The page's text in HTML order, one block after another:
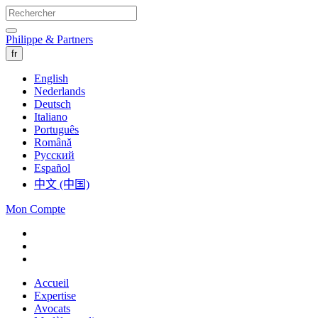
Philippe & Partners
fr
English
Nederlands
Deutsch
Italiano
Português
Română
Русский
Español
中文 (中国)
Mon Compte
Accueil
Expertise
Avocats